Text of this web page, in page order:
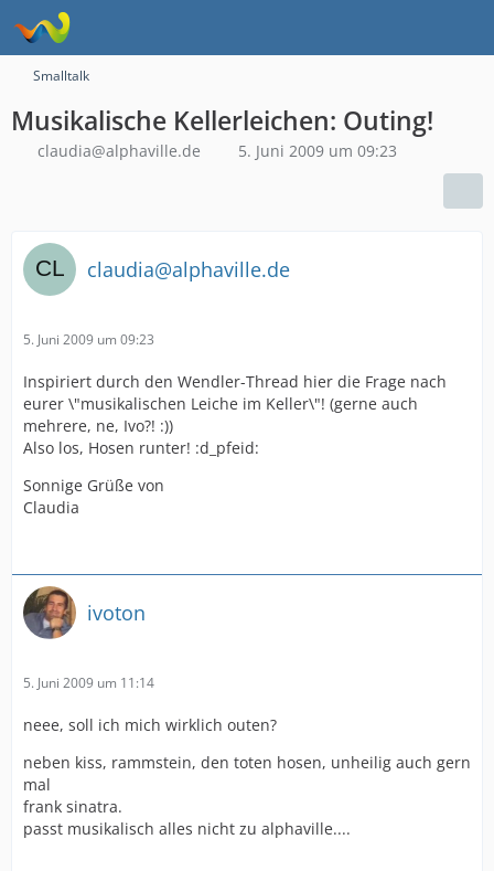
Smalltalk
Musikalische Kellerleichen: Outing!
claudia@alphaville.de 5. Juni 2009 um 09:23
claudia@alphaville.de
5. Juni 2009 um 09:23
Inspiriert durch den Wendler-Thread hier die Frage nach
eurer \"musikalischen Leiche im Keller\"! (gerne auch
mehrere, ne, Ivo?! :))
Also los, Hosen runter! :d_pfeid:
Sonnige Grüße von
Claudia
ivoton
5. Juni 2009 um 11:14
neee, soll ich mich wirklich outen?
neben kiss, rammstein, den toten hosen, unheilig auch gern
mal
frank sinatra.
passt musikalisch alles nicht zu alphaville....